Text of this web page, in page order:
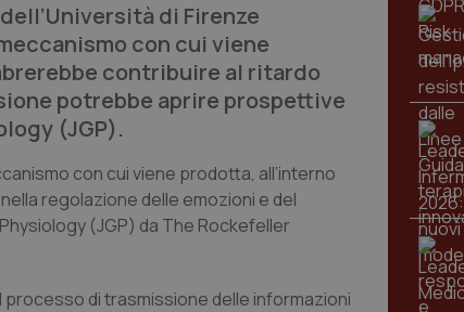
di Firenze
con cui viene
contribuire al ritardo
potrebbe aprire prospettive
(JGP).
con cui viene prodotta, all’interno
regolazione delle emozioni e del
(JGP) da The Rockefeller
di trasmissione delle informazioni